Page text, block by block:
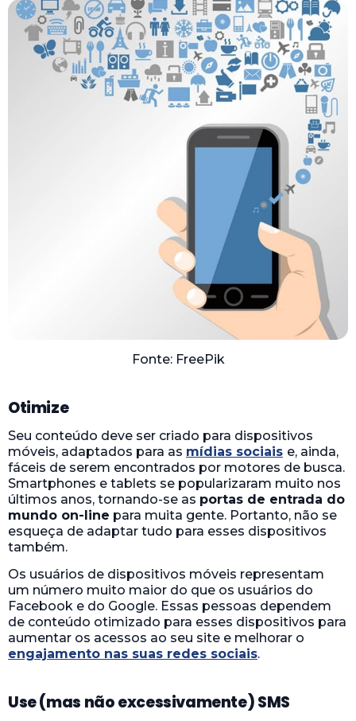
Fonte: FreePik
Otimize
Seu conteúdo deve ser criado para dispositivos
móveis, adaptados para as mídias sociais e, ainda,
fáceis de serem encontrados por motores de busca.
Smartphones e tablets se popularizaram muito nos
últimos anos, tornando-se as portas de entrada do
mundo on-line para muita gente. Portanto, não se
esqueça de adaptar tudo para esses dispositivos
também.
Os usuários de dispositivos móveis representam
um número muito maior do que os usuários do
Facebook e do Google. Essas pessoas dependem
de conteúdo otimizado para esses dispositivos para
aumentar os acessos ao seu site e melhorar o
engajamento nas suas redes sociais.
Use (mas não excessivamente) SMS